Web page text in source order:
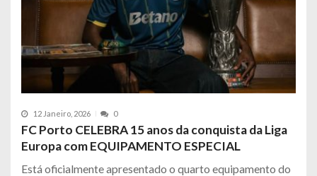
12 Janeiro, 2026 0
FC Porto CELEBRA 15 anos da conquista da Liga
Europa com EQUIPAMENTO ESPECIAL
Está oficialmente apresentado o quarto equipamento do